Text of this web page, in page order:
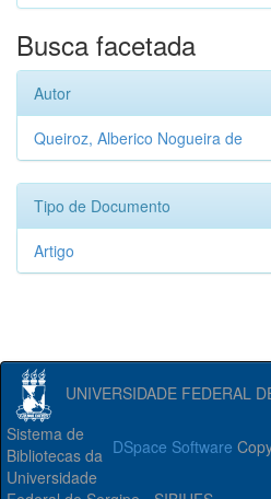
Busca facetada
Autor
Queiroz, Alberico Nogueira de
Tipo de Documento
Artigo
UNIVERSIDADE FEDERAL
DSpace Software
Sistema de
Bibliotecas da
Universidade